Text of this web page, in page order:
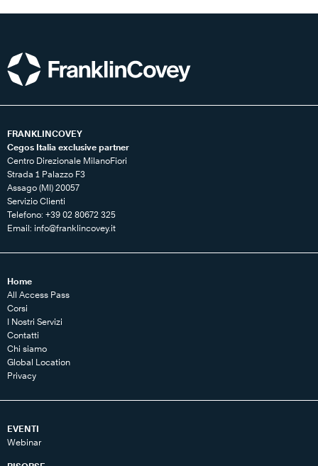
FRANKLINCOVEY
Cegos Italia exclusive partner
Centro Direzionale MilanoFiori
Strada 1 Palazzo F3
Assago (MI) 20057
Servizio Clienti
Telefono: +39 02 80672 325
Email: info@franklincovey.it
Home
All Access Pass
Corsi
I Nostri Servizi
Contatti
Chi siamo
Global Location
Privacy
EVENTI
Webinar